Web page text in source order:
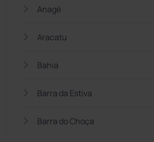
Anagé
Aracatu
Bahia
Barra da Estiva
Barra do Choça